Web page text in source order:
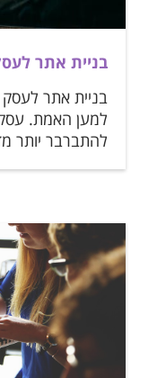
בניית אתר
בניית אתר
למען האמת.
להתברבר יותר